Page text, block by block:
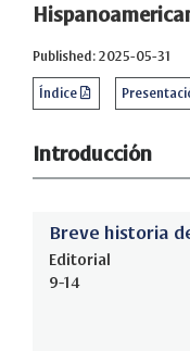
Published: 2025-05-31
Índice
Introducción
Breve historia
Editorial
9-14